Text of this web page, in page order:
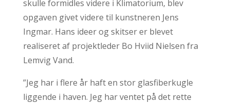
skulle formidles videre i Klimatorium, blev
opgaven givet videre til kunstneren Jens
Ingmar. Hans ideer og skitser er blevet
realiseret af projektleder Bo Hviid Nielsen fra
Lemvig Vand.
”Jeg har i flere år haft en stor glasfiberkugle
liggende i haven. Jeg har ventet på det rette